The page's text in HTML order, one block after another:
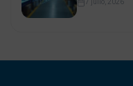
7 julio, 2026